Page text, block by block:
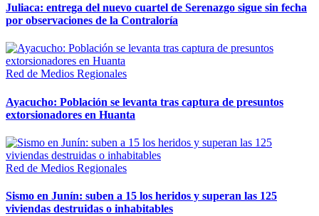
Juliaca: entrega del nuevo cuartel de Serenazgo sigue sin fecha
por observaciones de la Contraloría
Red de Medios Regionales
Ayacucho: Población se levanta tras captura de presuntos
extorsionadores en Huanta
Red de Medios Regionales
Sismo en Junín: suben a 15 los heridos y superan las 125
viviendas destruidas o inhabitables